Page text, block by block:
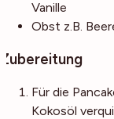
Vanille
Obst z.B.
Zubereitung
Für die
Kokosöl